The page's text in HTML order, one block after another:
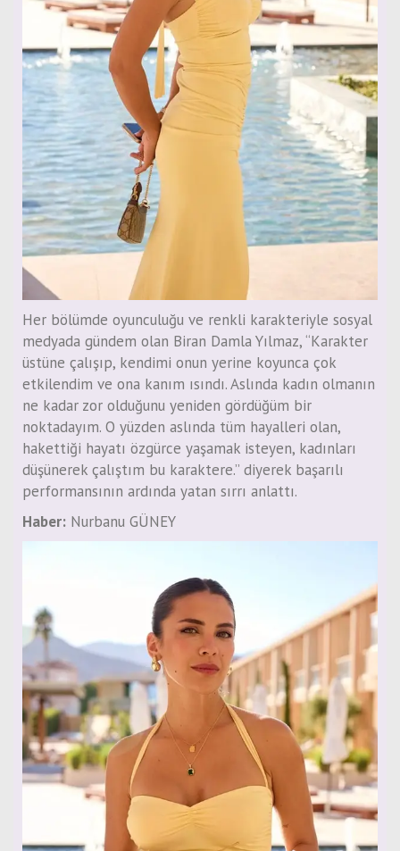
Her bölümde oyunculuğu ve renkli karakteriyle sosyal
medyada gündem olan Biran Damla Yılmaz, “Karakter
üstüne çalışıp, kendimi onun yerine koyunca çok
etkilendim ve ona kanım ısındı. Aslında kadın olmanın
ne kadar zor olduğunu yeniden gördüğüm bir
noktadayım. O yüzden aslında tüm hayalleri olan,
hakettiği hayatı özgürce yaşamak isteyen, kadınları
düşünerek çalıştım bu karaktere.” diyerek başarılı
performansının ardında yatan sırrı anlattı.
Haber: Nurbanu GÜNEY